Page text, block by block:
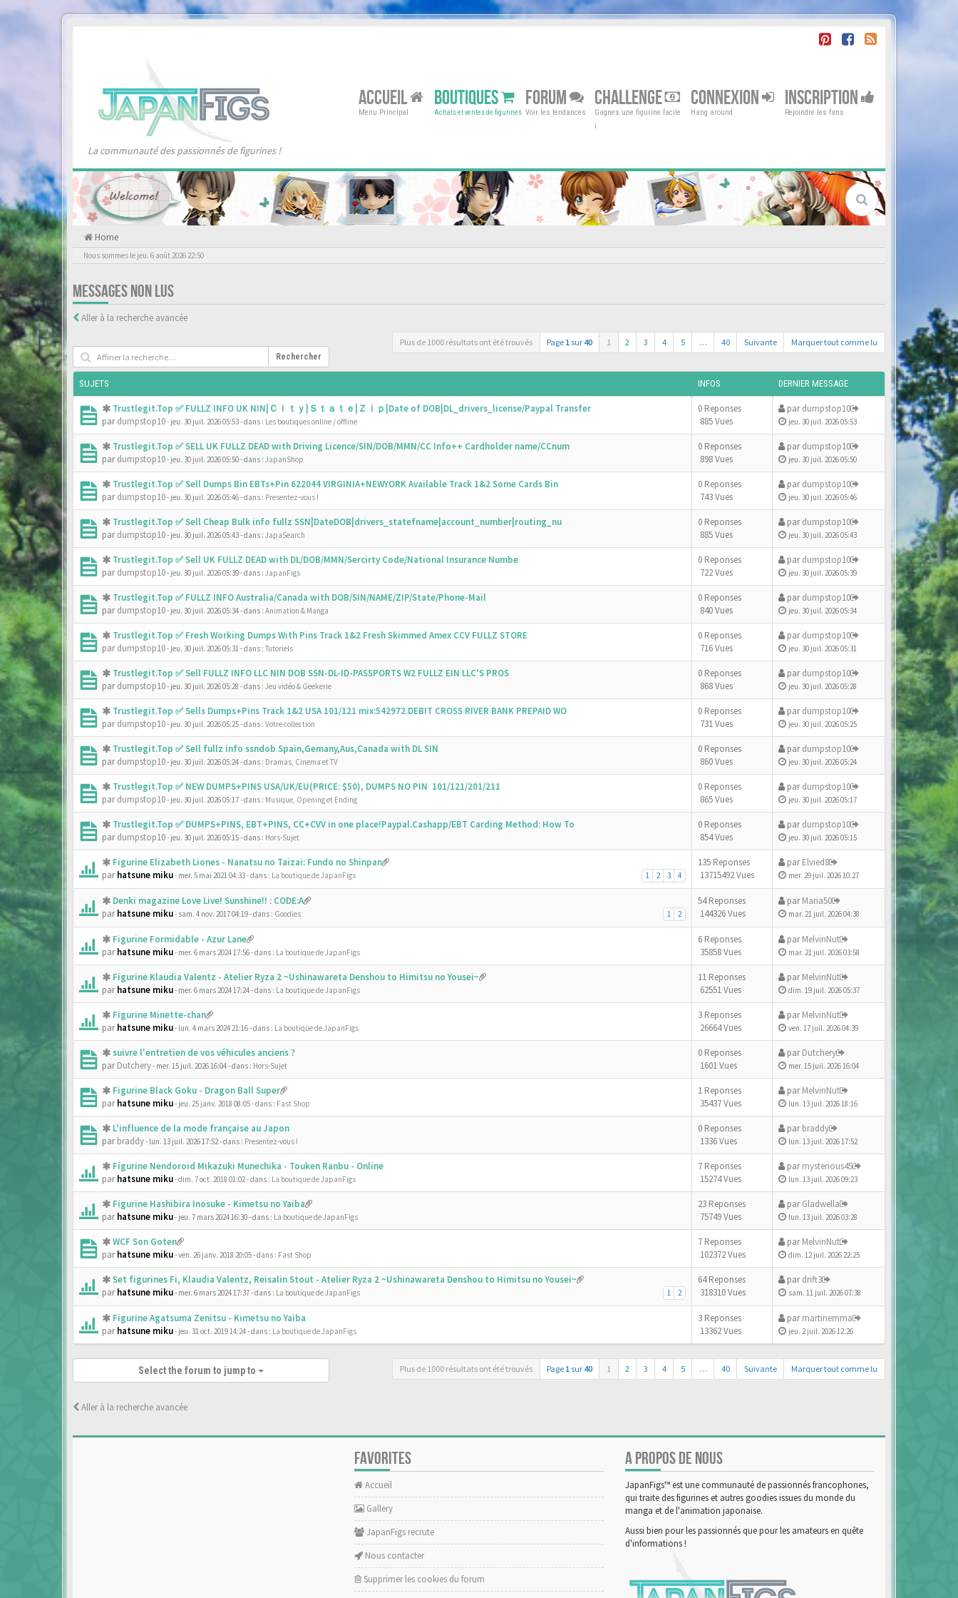
La communauté des passionnés de figurines !
ACCUEIL
Menu Principal
BOUTIQUES
Achats et ventes de figurines
FORUM
Voir les tendances
CHALLENGE
Gagnes une figurine facile
!
CONNEXION
Hang around
INSCRIPTION
Rejoindre les fans
Home
Nous sommes le jeu. 6 août 2026 22:50
MESSAGES NON LUS
Aller à la recherche avancée
Rechercher
Plus de 1000 résultats ont été trouvés Page 1 sur 40 1 2 3 4 5 … 40 Suivante Marquer tout comme lu
SUJETS INFOS DERNIER MESSAGE
Trustlegit.Top ✅ FULLZ INFO UK NIN|Ｃｉｔｙ|Ｓｔａｔｅ|Ｚｉｐ|Date of DOB|DL_drivers_license/Paypal Transfer
pardumpstop10- jeu. 30 juil. 2026 05:53- dans : Les boutiques online / offline
0 Reponses
885 Vues
pardumpstop10
jeu. 30 juil. 2026 05:53
Trustlegit.Top ✅ SELL UK FULLZ DEAD with Driving Licence/SIN/DOB/MMN/CC Info++ Cardholder name/CCnum
pardumpstop10- jeu. 30 juil. 2026 05:50- dans : JapanShop
0 Reponses
898 Vues
pardumpstop10
jeu. 30 juil. 2026 05:50
Trustlegit.Top ✅ Sell Dumps Bin EBTs+Pin 622044 VIRGINIA+NEWYORK Available Track 1&2 Some Cards Bin
pardumpstop10- jeu. 30 juil. 2026 05:46- dans : Presentez-vous !
0 Reponses
743 Vues
pardumpstop10
jeu. 30 juil. 2026 05:46
Trustlegit.Top ✅ Sell Cheap Bulk info fullz SSN|DateDOB|drivers_statefname|account_number|routing_nu
pardumpstop10- jeu. 30 juil. 2026 05:43- dans : JapaSearch
0 Reponses
885 Vues
pardumpstop10
jeu. 30 juil. 2026 05:43
Trustlegit.Top ✅ Sell UK FULLZ DEAD with DL/DOB/MMN/Sercirty Code/National Insurance Numbe
pardumpstop10- jeu. 30 juil. 2026 05:39- dans : JapanFigs
0 Reponses
722 Vues
pardumpstop10
jeu. 30 juil. 2026 05:39
Trustlegit.Top ✅ FULLZ INFO Australia/Canada with DOB/SIN/NAME/ZIP/State/Phone-Mail
pardumpstop10- jeu. 30 juil. 2026 05:34- dans : Animation & Manga
0 Reponses
840 Vues
pardumpstop10
jeu. 30 juil. 2026 05:34
Trustlegit.Top ✅ Fresh Working Dumps With Pins Track 1&2 Fresh Skimmed Amex CCV FULLZ STORE
pardumpstop10- jeu. 30 juil. 2026 05:31- dans : Tutoriels
0 Reponses
716 Vues
pardumpstop10
jeu. 30 juil. 2026 05:31
Trustlegit.Top ✅ Sell FULLZ INFO LLC NIN DOB SSN-DL-ID-PASSPORTS W2 FULLZ EIN LLC'S PROS
pardumpstop10- jeu. 30 juil. 2026 05:28 - dans : Jeu vidéo & Geekerie
0 Reponses
868 Vues
pardumpstop10
jeu. 30 juil. 2026 05:28
Trustlegit.Top ✅ Sells Dumps+Pins Track 1&2 USA 101/121 mix:542972.DEBIT CROSS RIVER BANK PREPAID WO
pardumpstop10- jeu. 30 juil. 2026 05:25- dans : Votre collection
0 Reponses
731 Vues
pardumpstop10
jeu. 30 juil. 2026 05:25
Trustlegit.Top ✅ Sell fullz info ssndob Spain,Gemany,Aus,Canada with DL SIN
pardumpstop10- jeu. 30 juil. 2026 05:24- dans : Dramas, Cinema et TV
0 Reponses
860 Vues
pardumpstop10
jeu. 30 juil. 2026 05:24
Trustlegit.Top ✅ NEW DUMPS+PINS USA/UK/EU(PRICE: $50), DUMPS NO PIN 101/121/201/211
pardumpstop10- jeu. 30 juil. 2026 05:17- dans : Musique, Opening et Ending
0 Reponses
865 Vues
pardumpstop10
jeu. 30 juil. 2026 05:17
Trustlegit.Top ✅ DUMPS+PINS, EBT+PINS, CC+CVV in one place!Paypal.Cashapp/EBT Carding Method: How To
pardumpstop10- jeu. 30 juil. 2026 05:15- dans : Hors-Sujet
0 Reponses
854 Vues
pardumpstop10
jeu. 30 juil. 2026 05:15
Figurine Elizabeth Liones - Nanatsu no Taizai: Fundo no Shinpan
1 2 3 4
parhatsune miku- mer. 5 mai 2021 04:33- dans : La boutique de JapanFigs
135 Reponses
13715492 Vues
parElvied8
mer. 29 juil. 2026 10:27
Denki magazine Love Live! Sunshine!! : CODE:A
1 2
parhatsune miku- sam. 4 nov. 2017 04:19- dans : Goodies
54 Reponses
144326 Vues
parMaria50
mar. 21 juil. 2026 04:38
Figurine Formidable - Azur Lane
parhatsune miku- mer. 6 mars 2024 17:56- dans : La boutique de JapanFigs
6 Reponses
35858 Vues
parMelvinNut
mar. 21 juil. 2026 03:58
Figurine Klaudia Valentz - Atelier Ryza 2 ~Ushinawareta Denshou to Himitsu no Yousei~
parhatsune miku- mer. 6 mars 2024 17:24- dans : La boutique de JapanFigs
11 Reponses
62551 Vues
parMelvinNut
dim. 19 juil. 2026 05:37
Figurine Minette-chan
parhatsune miku- lun. 4 mars 2024 21:16- dans : La boutique de JapanFigs
3 Reponses
26664 Vues
parMelvinNut
ven. 17 juil. 2026 04:39
suivre l'entretien de vos véhicules anciens ?
parDutchery- mer. 15 juil. 2026 16:04- dans : Hors-Sujet
0 Reponses
1601 Vues
parDutchery
mer. 15 juil. 2026 16:04
Figurine Black Goku - Dragon Ball Super
parhatsune miku- jeu. 25 janv. 2018 08:05- dans : Fast Shop
1 Reponses
35437 Vues
parMelvinNut
lun. 13 juil. 2026 18:16
L'influence de la mode française au Japon
parbraddy- lun. 13 juil. 2026 17:52- dans : Presentez-vous !
0 Reponses
1336 Vues
parbraddy
lun. 13 juil. 2026 17:52
Figurine Nendoroid Mikazuki Munechika - Touken Ranbu - Online
parhatsune miku- dim. 7 oct. 2018 01:02- dans : La boutique de JapanFigs
7 Reponses
15274 Vues
parmysterious45
lun. 13 juil. 2026 09:23
Figurine Hashibira Inosuke - Kimetsu no Yaiba
parhatsune miku- jeu. 7 mars 2024 16:30- dans : La boutique de JapanFigs
23 Reponses
75749 Vues
parGladwella
lun. 13 juil. 2026 03:28
WCF Son Goten
parhatsune miku- ven. 26 janv. 2018 20:05- dans : Fast Shop
7 Reponses
102372 Vues
parMelvinNut
dim. 12 juil. 2026 22:25
Set figurines Fi, Klaudia Valentz, Reisalin Stout - Atelier Ryza 2 ~Ushinawareta Denshou to Himitsu no Yousei~
1 2
parhatsune miku- mer. 6 mars 2024 17:37- dans : La boutique de JapanFigs
64 Reponses
318310 Vues
pardrift3
sam. 11 juil. 2026 07:38
Figurine Agatsuma Zenitsu - Kimetsu no Yaiba
parhatsune miku- jeu. 31 oct. 2019 14:24- dans : La boutique de JapanFigs
3 Reponses
13362 Vues
parmartinemma
jeu. 2 juil. 2026 12:26
Plus de 1000 résultats ont été trouvés Page 1 sur 40 1 2 3 4 5 … 40 Suivante Marquer tout comme lu
Select the forum to jump to
Aller à la recherche avancée
FAVORITES
Accueil
Gallery
JapanFigs recrute
Nous contacter
Supprimer les cookies du forum
A PROPOS DE NOUS
JapanFigs™ est une communauté de passionnés francophones,
qui traite des figurines et autres goodies issues du monde du
manga et de l'animation japonaise.
Aussi bien pour les passionnés que pour les amateurs en quête
d'informations !